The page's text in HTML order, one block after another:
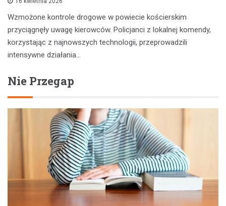
Wzmożone kontrole drogowe w powiecie kościerskim
przyciągnęły uwagę kierowców. Policjanci z lokalnej komendy,
korzystając z najnowszych technologii, przeprowadzili
intensywne działania…
Nie Przegap